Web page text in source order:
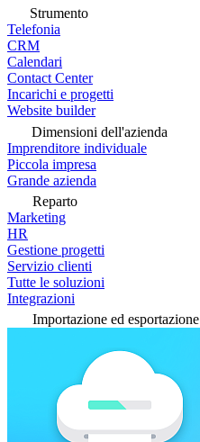
Strumento
Telefonia
CRM
Calendari
Contact Center
Incarichi e progetti
Website builder
Dimensioni dell'azienda
Imprenditore individuale
Piccola impresa
Grande azienda
Reparto
Marketing
HR
Gestione progetti
Servizio clienti
Tutte le soluzioni
Integrazioni
Importazione ed esportazione